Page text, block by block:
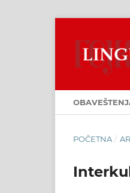
POČETNA /